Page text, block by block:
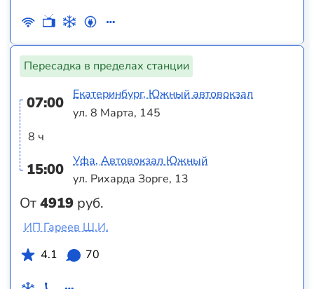
Пересадка в пределах станции
07:00
8 ч
15:00
От4919 руб.
Екатеринбург, Южный автовокзал
ул. 8 Марта, 145
Уфа, Автовокзал Южный
ул. Рихарда Зорге, 13
ИП Гареев Ш.И.
4.1
70